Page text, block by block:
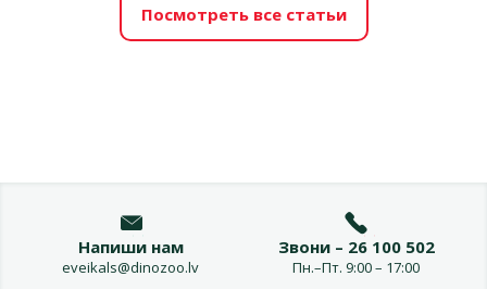
Посмотреть все статьи
Напиши нам
eveikals@dinozoo.lv
Звони – 26 100 502
Пн.–Пт. 9:00 – 17:00